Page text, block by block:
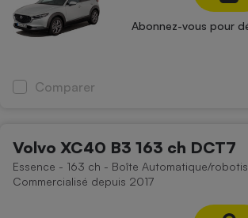
Abonnez-vous pour
Comparer
Volvo XC40 B3 163 ch DCT7
Essence - 163 ch - Boîte Automatique/
Commercialisé depuis 2017